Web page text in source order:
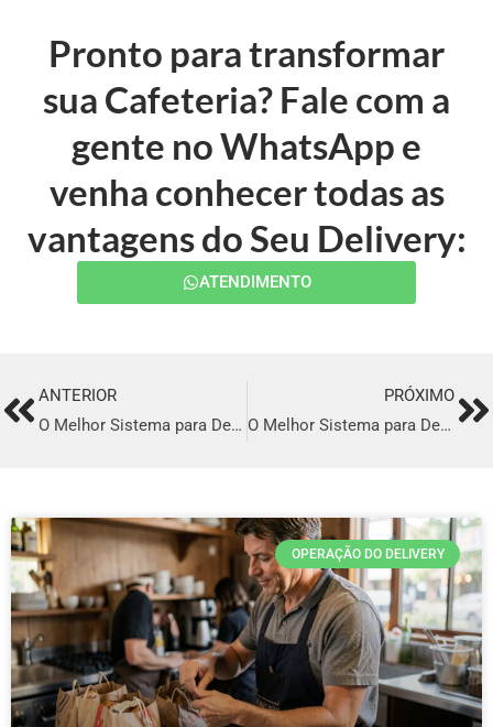
Pronto para transformar
sua Cafeteria? Fale com a
gente no WhatsApp e
venha conhecer todas as
vantagens do Seu Delivery:
ATENDIMENTO
PrevANTERIOR
O Melhor Sistema para Delivery em Pesqueira
PRÓXIMO
O Melhor Sistema para Delivery em Oriximiná
OPERAÇÃO DO DELIVERY